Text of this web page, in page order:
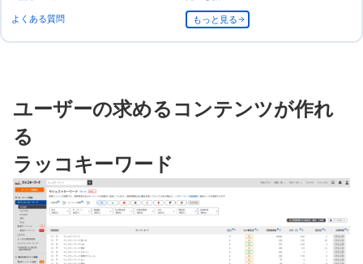
よくある質問 もっと見る
ユーザーの求めるコンテンツが作れ
る
ラッコキーワード